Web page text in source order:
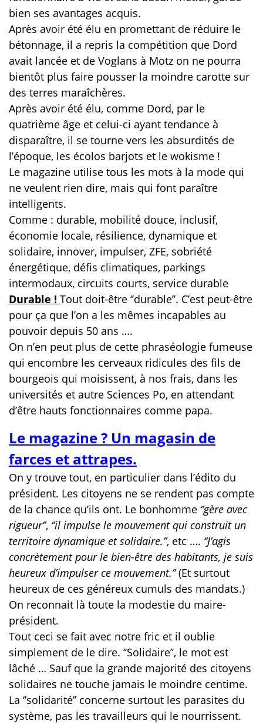
bien ses avantages acquis.
Après avoir été élu en promettant de réduire le
bétonnage, il a repris la compétition que Dord
avait lancée et de Voglans à Motz on ne pourra
bientôt plus faire pousser la moindre carotte sur
des terres maraîchères.
Après avoir été élu, comme Dord, par le
quatrième âge et celui-ci ayant tendance à
disparaître, il se tourne vers les absurdités de
l’époque, les écolos barjots et le wokisme !
Le magazine utilise tous les mots à la mode qui
ne veulent rien dire, mais qui font paraître
intelligents.
Comme : durable, mobilité douce, inclusif,
économie locale, résilience, dynamique et
solidaire, innover, impulser, ZFE, sobriété
énergétique, défis climatiques, parkings
intermodaux, circuits courts, service durable
Durable ! Tout doit-être ‘’durable’’. C’est peut-être
pour ça que l’on a les mêmes incapables au
pouvoir depuis 50 ans ….
On n’en peut plus de cette phraséologie fumeuse
qui encombre les cerveaux ridicules des fils de
bourgeois qui moisissent, à nos frais, dans les
universités et autre Sciences Po, en attendant
d’être hauts fonctionnaires comme papa.
Le magazine ? Un magasin de
farces et attrapes.
On y trouve tout, en particulier dans l’édito du
président. Les citoyens ne se rendent pas compte
de la chance qu’ils ont. Le bonhomme ‘’gère avec
rigueur’’, ‘’il impulse le mouvement qui construit un
territoire dynamique et solidaire.’’, etc …. ‘’J’agis
concrètement pour le bien-être des habitants, je suis
heureux d’impulser ce mouvement.’’(Et surtout
heureux de ces généreux cumuls des mandats.)
On reconnait là toute la modestie du maire-
président.
Tout ceci se fait avec notre fric et il oublie
simplement de le dire. ‘’Solidaire’’, le mot est
lâché … Sauf que la grande majorité des citoyens
solidaires ne touche jamais le moindre centime.
La ‘’solidarité’’ concerne surtout les parasites du
système, pas les travailleurs qui le nourrissent.